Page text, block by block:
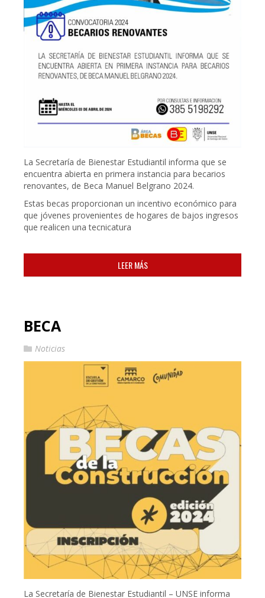
La Secretaría de Bienestar Estudiantil informa que se
encuentra abierta en primera instancia para becarios
renovantes, de Beca Manuel Belgrano 2024.
Estas becas proporcionan un incentivo económico para
que jóvenes provenientes de hogares de bajos ingresos
que realicen una tecnicatura
LEER MÁS
BECA
Noticias
La Secretaría de Bienestar Estudiantil – UNSE informa